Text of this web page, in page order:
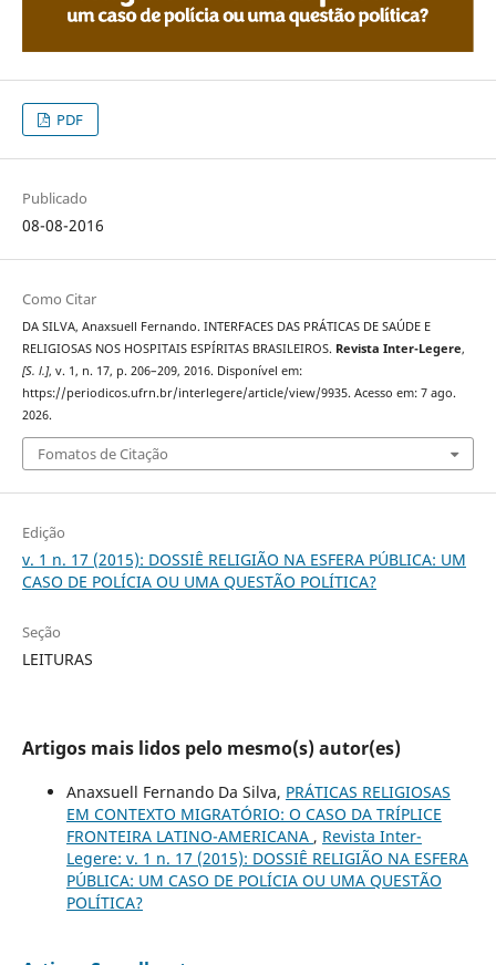
PDF
Publicado
08-08-2016
Como Citar
DA SILVA, Anaxsuell Fernando. INTERFACES DAS PRÁTICAS DE SAÚDE E
RELIGIOSAS NOS HOSPITAIS ESPÍRITAS BRASILEIROS. Revista Inter-Legere,
[S. l.], v. 1, n. 17, p. 206–209, 2016. Disponível em:
https://periodicos.ufrn.br/interlegere/article/view/9935. Acesso em: 7 ago.
2026.
Fomatos de Citação
Edição
v. 1 n. 17 (2015): DOSSIÊ RELIGIÃO NA ESFERA PÚBLICA: UM
CASO DE POLÍCIA OU UMA QUESTÃO POLÍTICA?
Seção
LEITURAS
Artigos mais lidos pelo mesmo(s) autor(es)
Anaxsuell Fernando Da Silva, PRÁTICAS RELIGIOSAS
EM CONTEXTO MIGRATÓRIO: O CASO DA TRÍPLICE
FRONTEIRA LATINO-AMERICANA , Revista Inter-
Legere: v. 1 n. 17 (2015): DOSSIÊ RELIGIÃO NA ESFERA
PÚBLICA: UM CASO DE POLÍCIA OU UMA QUESTÃO
POLÍTICA?